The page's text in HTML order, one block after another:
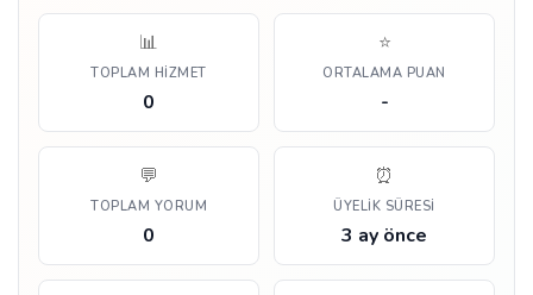
📊
TOPLAM HIZMET
0
⭐
ORTALAMA PUAN
-
💬
TOPLAM YORUM
0
⏰
ÜYELIK SÜRESI
3 ay önce